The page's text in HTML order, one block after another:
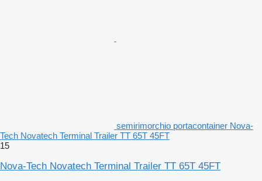
semirimorchio portacontainer Nova-
Tech Novatech Terminal Trailer TT 65T 45FT
15
Nova-Tech Novatech Terminal Trailer TT 65T 45FT